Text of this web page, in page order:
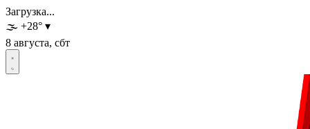
Загрузка...
🌫️ +28° ▾
8 августа, сбт